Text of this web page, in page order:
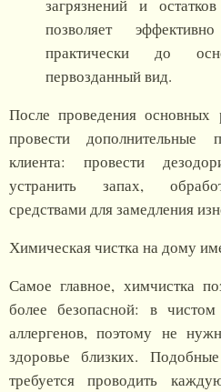
загрязнений и
позволяет
практически до
первозданный вид.
После проведения основных
провести
клиента: провести
устранить запах,
средствами для замедления
Химическая чистка на дому
Самое главное, химчистка
более безопасной: в
аллергенов, поэтому не
здоровье близких.
требуется проводить